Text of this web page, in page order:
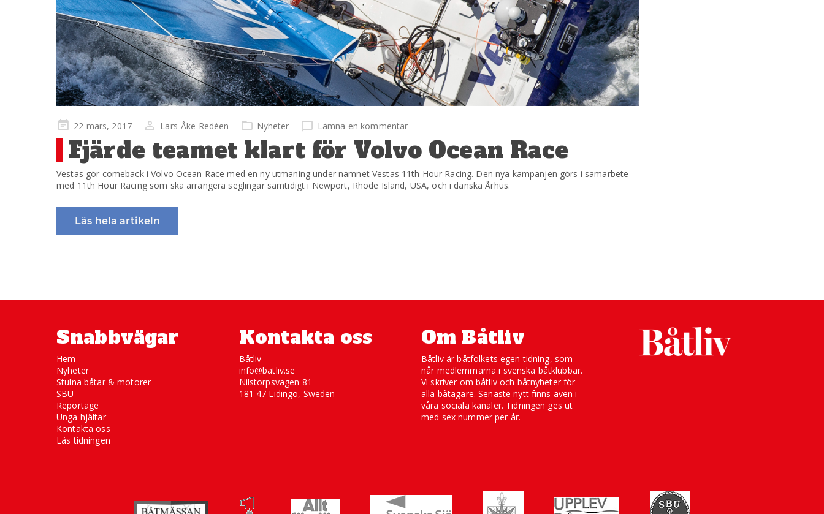
Publicerad
på
22 mars, 2017 Lars-Åke Redéen Nyheter Lämna en kommentar
Fjärde teamet klart för Volvo Ocean Race
Vestas gör comeback i Volvo Ocean Race med en ny utmaning under namnet Vestas 11th Hour Racing. Den nya kampanjen görs i samarbete
med 11th Hour Racing som ska arrangera seglingar samtidigt i Newport, Rhode Island, USA, och i danska Århus.
Läs hela artikeln
Snabbvägar
Hem
Nyheter
Stulna båtar & motorer
SBU
Reportage
Unga hjältar
Kontakta oss
Läs tidningen
Kontakta oss
Båtliv
info@batliv.se
Nilstorpsvägen 81
181 47 Lidingö, Sweden
Om Båtliv
Båtliv är båtfolkets egen tidning, som
når medlemmarna i svenska båtklubbar.
Vi skriver om båtliv och båtnyheter för
alla båtägare. Senaste nytt finns även i
våra sociala kanaler. Tidningen ges ut
med sex nummer per år.